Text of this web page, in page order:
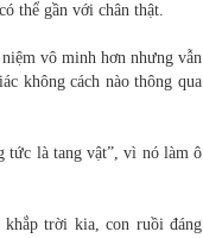
thể gần với chân thật.
vô minh hơn nhưng vẫn
không cách nào thông qua
tức là tang vật”, vì nó làm ô
trời kia, con ruồi đáng